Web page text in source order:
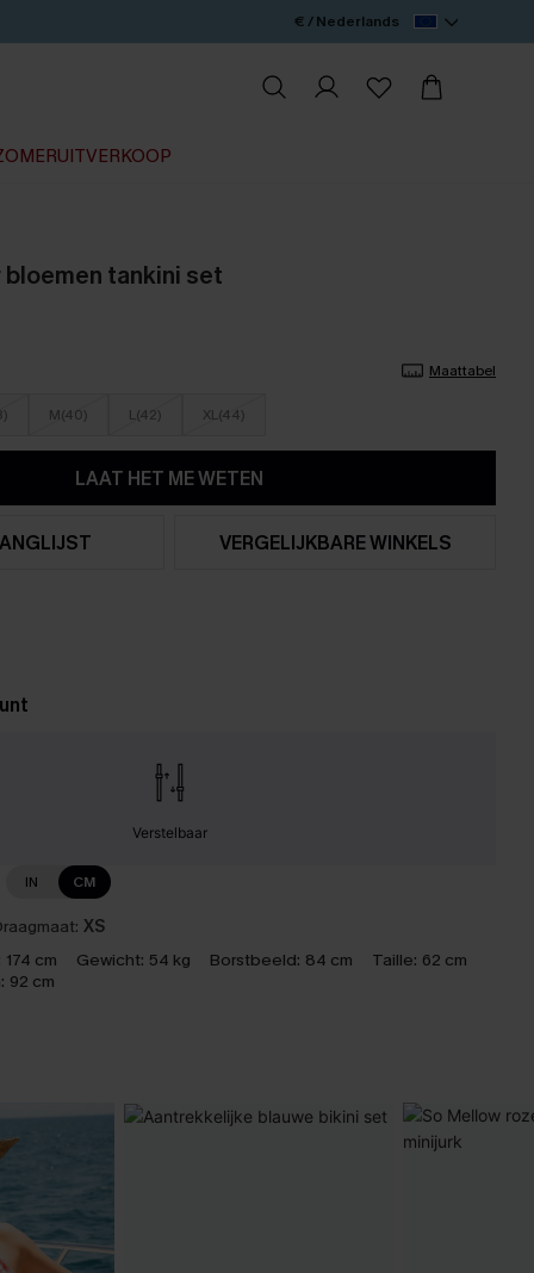
€ / Nederlands
bloemen tankini set
Maattabel
M(40) L(42) XL(44)
LAAT HET ME WETEN
VERGELIJKBARE WINKELS
Verstelbaar
IN CM
XS
174 cm Gewicht: 54 kg Borstbeeld: 84 cm Taille: 62 cm
92 cm